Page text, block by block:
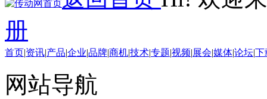
册
首页|资讯|产品|企业|品牌|商机|技术|专题|视频|展会|媒体|论坛|下
网站导航